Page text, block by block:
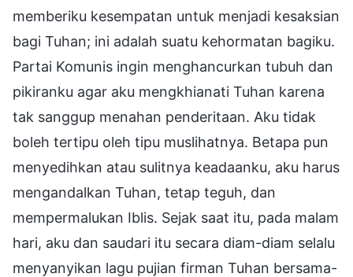
memberiku kesempatan untuk menjadi kesaksian
bagi Tuhan; ini adalah suatu kehormatan bagiku.
Partai Komunis ingin menghancurkan tubuh dan
pikiranku agar aku mengkhianati Tuhan karena
tak sanggup menahan penderitaan. Aku tidak
boleh tertipu oleh tipu muslihatnya. Betapa pun
menyedihkan atau sulitnya keadaanku, aku harus
mengandalkan Tuhan, tetap teguh, dan
mempermalukan Iblis. Sejak saat itu, pada malam
hari, aku dan saudari itu secara diam-diam selalu
menyanyikan lagu pujian firman Tuhan bersama-